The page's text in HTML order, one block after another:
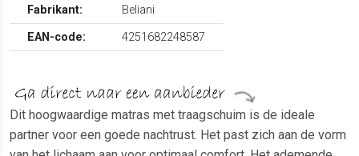
Fabrikant:
Beliani
EAN-code:
4251682248587
Dit hoogwaardige matras met traagschuim is de ideale
partner voor een goede nachtrust. Het past zich aan de vorm